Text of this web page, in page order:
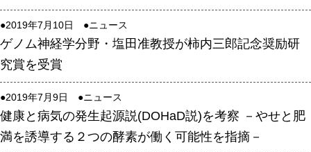
幹細胞誘導分野
胎盤発生分野
腎臓発生分野
生殖発生分野
●2019年7月10日 ●ニュース
ゲノム神経学分野・塩田准教授が柿内三郎記念奨励研
究賞を受賞
●2019年7月9日 ●ニュース
健康と病気の発生起源説(DOHaD説)を考察 －やせと肥
満を誘導する２つの酵素が働く可能性を指摘－